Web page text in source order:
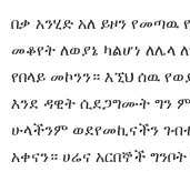
በቃ አንሂድ አለ ይዞን የመጣዉ
መቆየት ለወያኔ ካልሆነ ለሌላ
የበላይ መኮንን። እኚህ ሰዉ
እንደ ዳዊት ሲደጋግሙት ግን
ሁላችንም ወደየመኪናችን
አቀናን። ሀሬና አርበኞች